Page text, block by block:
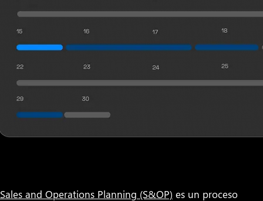
Sales and Operations Planning (S&OP) es un proceso